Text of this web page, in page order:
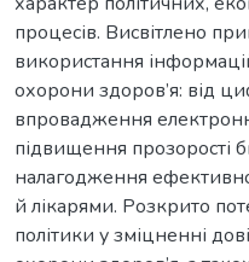
процесів. Висвітлено
використання
охорони здоров’я: від
впровадження
підвищення прозорості
налагодження
й лікарями. Розкрито
політики у зміцненні